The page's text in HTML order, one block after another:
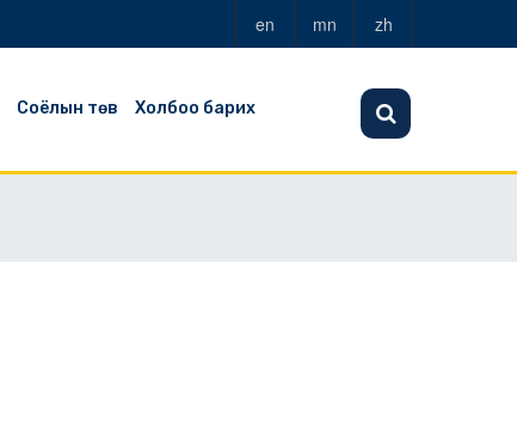
en mn zh
Соёлын төв Холбоо барих